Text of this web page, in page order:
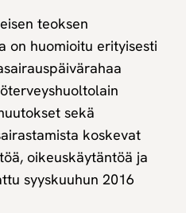
teoksen
on huomioitu erityisesti
sekä
koskevat
oikeuskäytäntöä ja
syyskuuhun 2016